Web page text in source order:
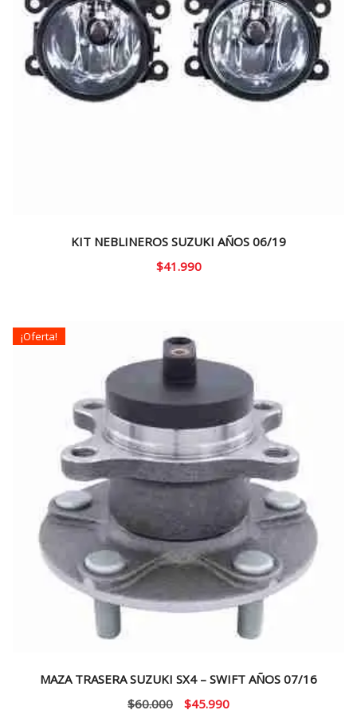
KIT NEBLINEROS SUZUKI AÑOS 06/19
$41.990
¡Oferta!
MAZA TRASERA SUZUKI SX4 – SWIFT AÑOS 07/16
$60.000
El
$45.990El